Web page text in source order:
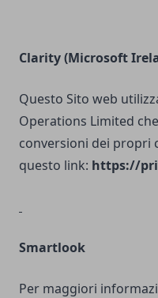
Clarity (Microsoft
Questo Sito web
Operations Limited
conversioni dei propri
questo link: https://
Smartlook
Per maggiori